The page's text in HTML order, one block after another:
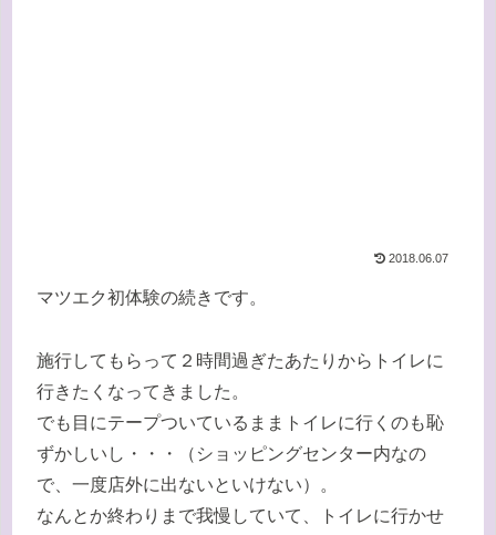
2018.06.07
マツエク初体験の続きです。
施行してもらって２時間過ぎたあたりからトイレに
行きたくなってきました。
でも目にテープついているままトイレに行くのも恥
ずかしいし・・・（ショッピングセンター内なの
で、一度店外に出ないといけない）。
なんとか終わりまで我慢していて、トイレに行かせ